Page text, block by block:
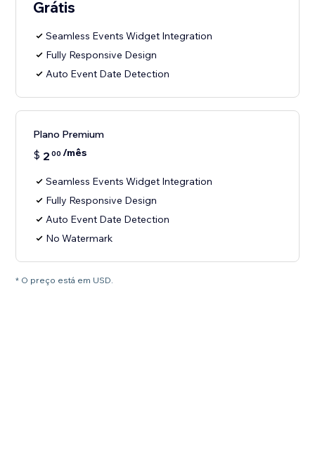
Grátis
Seamless Events Widget Integration
Fully Responsive Design
Auto Event Date Detection
Plano Premium
$ 2 00 /mês
Seamless Events Widget Integration
Fully Responsive Design
Auto Event Date Detection
No Watermark
* O preço está em USD.